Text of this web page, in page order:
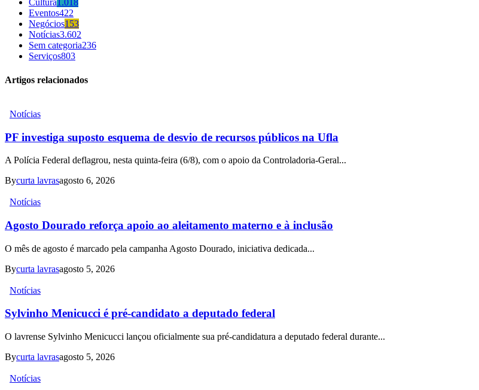
Cultura1.018
Eventos422
Negócios153
Notícias3.602
Sem categoria236
Serviços803
Artigos relacionados
Notícias
PF investiga suposto esquema de desvio de recursos públicos na Ufla
A Polícia Federal deflagrou, nesta quinta-feira (6/8), com o apoio da Controladoria-Geral...
Bycurta lavrasagosto 6, 2026
Notícias
Agosto Dourado reforça apoio ao aleitamento materno e à inclusão
O mês de agosto é marcado pela campanha Agosto Dourado, iniciativa dedicada...
Bycurta lavrasagosto 5, 2026
Notícias
Sylvinho Menicucci é pré-candidato a deputado federal
O lavrense Sylvinho Menicucci lançou oficialmente sua pré-candidatura a deputado federal durante...
Bycurta lavrasagosto 5, 2026
Notícias